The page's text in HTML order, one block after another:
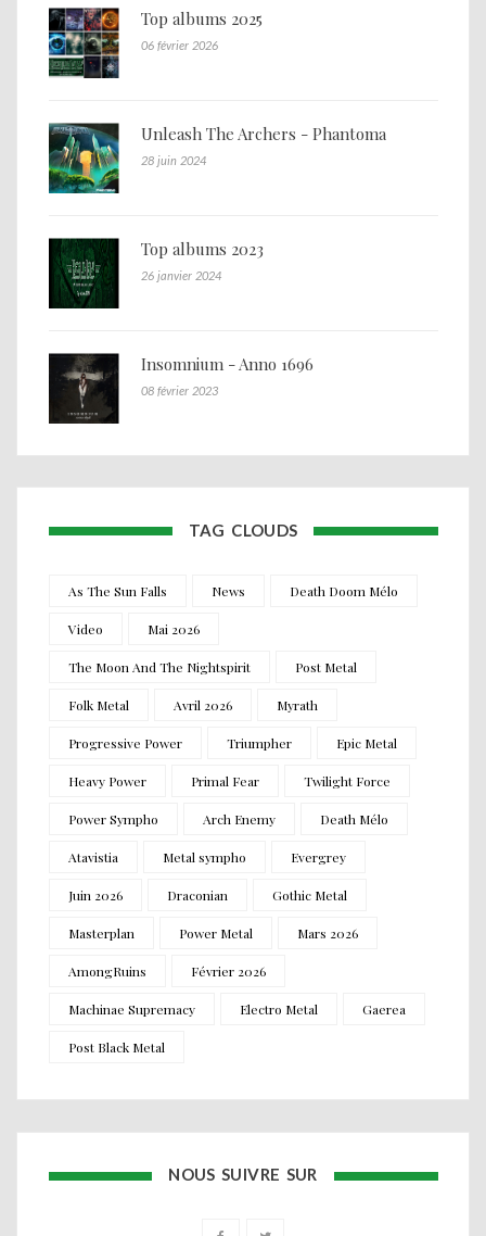
Top albums 2025
06 février 2026
Unleash The Archers - Phantoma
28 juin 2024
Top albums 2023
26 janvier 2024
Insomnium - Anno 1696
08 février 2023
TAG CLOUDS
As The Sun Falls News Death Doom Mélo
Video Mai 2026
The Moon And The Nightspirit Post Metal
Folk Metal Avril 2026 Myrath
Progressive Power Triumpher Epic Metal
Heavy Power Primal Fear Twilight Force
Power Sympho Arch Enemy Death Mélo
Atavistia Metal sympho Evergrey
Juin 2026 Draconian Gothic Metal
Masterplan Power Metal Mars 2026
AmongRuins Février 2026
Machinae Supremacy Electro Metal Gaerea
Post Black Metal
NOUS SUIVRE SUR